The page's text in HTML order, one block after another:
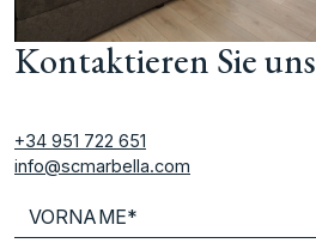
Kontaktieren Sie uns
+34 951 722 651
info@scmarbella.com